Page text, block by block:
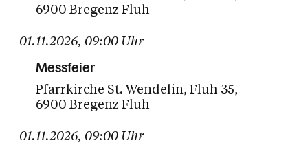
6900 Bregenz Fluh
01.11.2026, 09:00 Uhr
Messfeier
Pfarrkirche St. Wendelin Fluh 35
6900 Bregenz Fluh
01.11.2026, 09:00 Uhr